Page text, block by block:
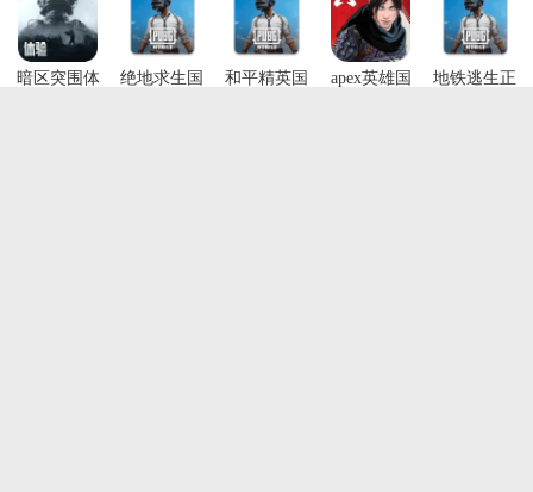
最新版
(BETA
PUBG
MOBILE)
(Null’s
Brawl)
(NEW
STATE
Mobile)
2026
暗区突围体
绝地求生国
和平精英国
apex英雄国
地铁逃生正